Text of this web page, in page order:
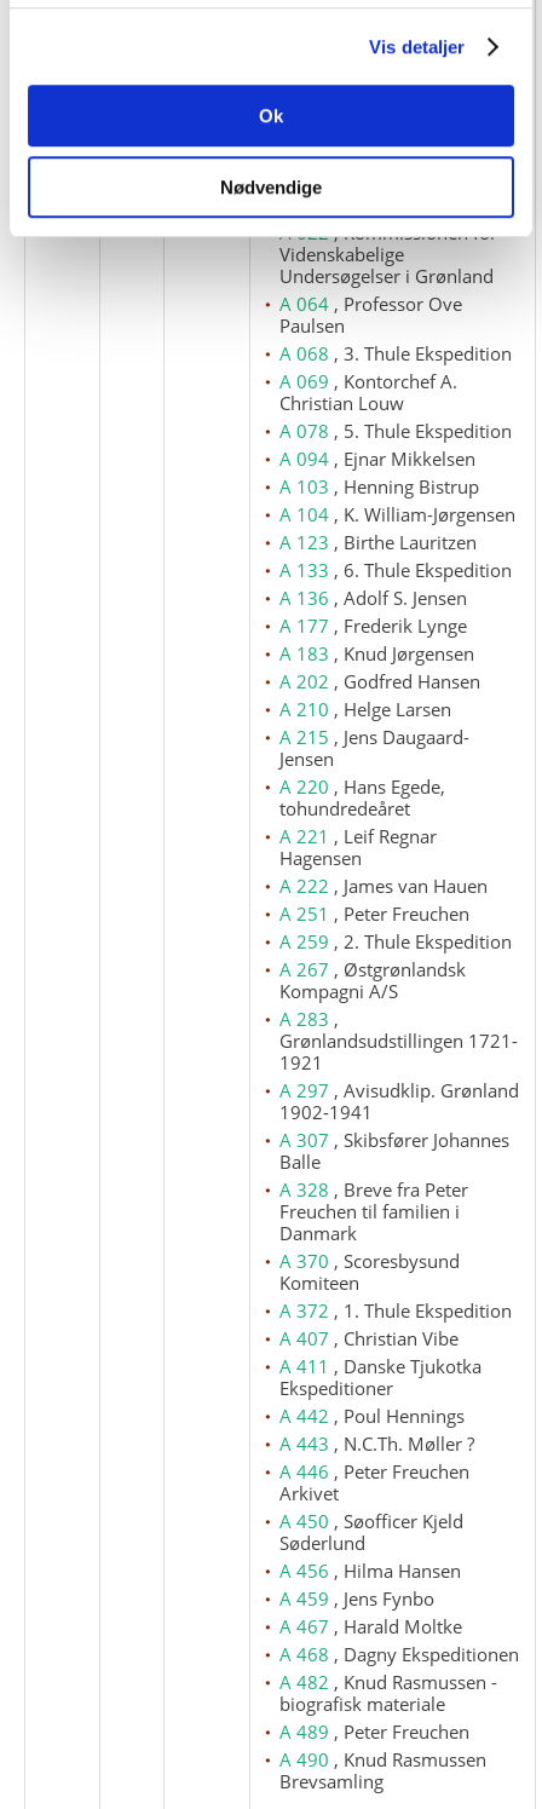
Vis detaljer
Ok
Nødvendige
Teddy (skib)
Porsild
A 003, Kolonien Umanak
A 008
A 021
A 022, Kommissionen for
Videnskabelige
Undersøgelser i Grønland
A 064 , Professor Ove
Paulsen
A 068 , 3. Thule Ekspedition
A 069 , Kontorchef A.
Christian Louw
A 078 , 5. Thule Ekspedition
A 094 , Ejnar Mikkelsen
A 103 , Henning Bistrup
A 104 , K. William-Jørgensen
A 123 , Birthe Lauritzen
A 133 , 6. Thule Ekspedition
A 136 , Adolf S. Jensen
A 177 , Frederik Lynge
A 183 , Knud Jørgensen
A 202 , Godfred Hansen
A 210 , Helge Larsen
A 215 , Jens Daugaard-
Jensen
A 220 , Hans Egede,
tohundredeåret
A 221 , Leif Regnar
Hagensen
A 222 , James van Hauen
A 251 , Peter Freuchen
A 259 , 2. Thule Ekspedition
A 267 , Østgrønlandsk
Kompagni A/S
A 283 ,
Grønlandsudstillingen 1721-
1921
A 297 , Avisudklip. Grønland
1902-1941
A 307 , Skibsfører Johannes
Balle
A 328 , Breve fra Peter
Freuchen til familien i
Danmark
A 370 , Scoresbysund
Komiteen
A 372 , 1. Thule Ekspedition
A 407 , Christian Vibe
A 411 , Danske Tjukotka
Ekspeditioner
A 442 , Poul Hennings
A 443 , N.C.Th. Møller ?
A 446 , Peter Freuchen
Arkivet
A 450 , Søofficer Kjeld
Søderlund
A 456 , Hilma Hansen
A 459 , Jens Fynbo
A 467 , Harald Moltke
A 468 , Dagny Ekspeditionen
A 482 , Knud Rasmussen -
biografisk materiale
A 489 , Peter Freuchen
A 490 , Knud Rasmussen
Brevsamling